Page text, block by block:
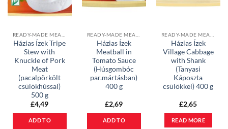
Házias Ízek Tripe
Stew with
Knuckle of Pork
Meat
(pacalpörkölt
csülökhússal)
500 g
£4,49
ADD TO
Házias Ízek
Meatball in
Tomato Sauce
(Húsgombóc
par.mártásban)
400 g
£2,69
ADD TO
Házias Ízek
Village Cabbage
with Shank
(Tanyasi
Káposzta
csülökkel) 400 g
£2,65
READ MORE